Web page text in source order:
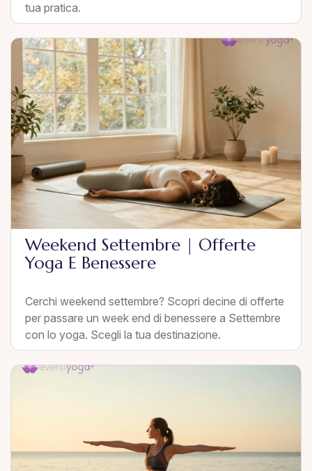
tua pratica.
Weekend Settembre | Offerte
Yoga E Benessere
Cerchi weekend settembre? Scopri decine di offerte
per passare un week end di benessere a Settembre
con lo yoga. Scegli la tua destinazione.